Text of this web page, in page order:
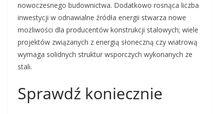
nowoczesnego budownictwa. Dodatkowo rosnąca liczba
inwestycji w odnawialne źródła energii stwarza nowe
możliwości dla producentów konstrukcji stalowych; wiele
projektów związanych z energią słoneczną czy wiatrową
wymaga solidnych struktur wsporczych wykonanych ze
stali.
Sprawdź koniecznie